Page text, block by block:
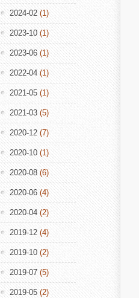
2024-02 (1)
2023-10 (1)
2023-06 (1)
2022-04 (1)
2021-05 (1)
2021-03 (5)
2020-12 (7)
2020-10 (1)
2020-08 (6)
2020-06 (4)
2020-04 (2)
2019-12 (4)
2019-10 (2)
2019-07 (5)
2019-05 (2)